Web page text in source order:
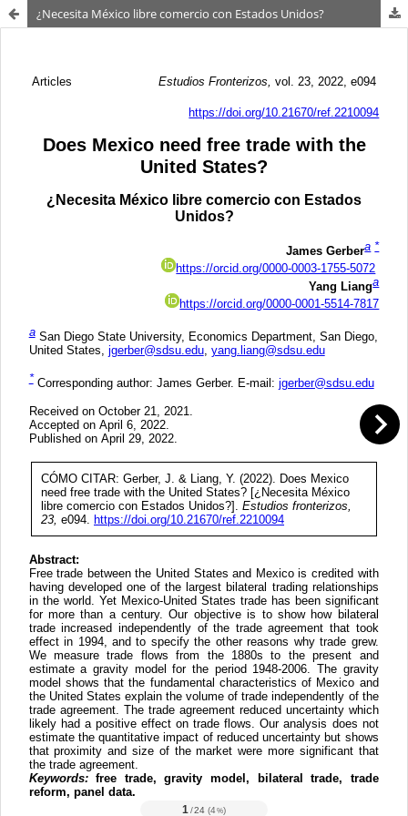
¿Necesita México libre comercio con Estados Unidos?